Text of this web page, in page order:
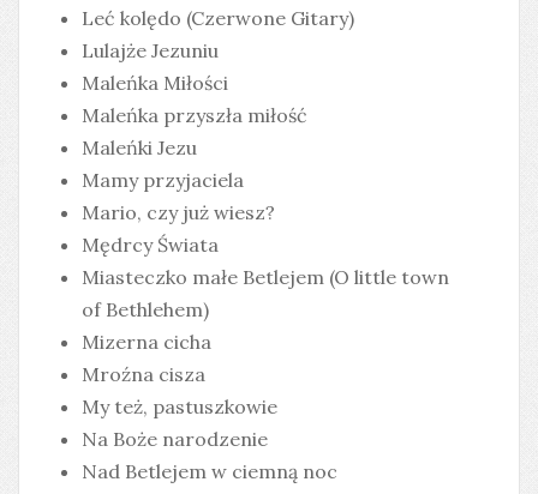
Leć kolędo (Czerwone Gitary)
Lulajże Jezuniu
Maleńka Miłości
Maleńka przyszła miłość
Maleńki Jezu
Mamy przyjaciela
Mario, czy już wiesz?
Mędrcy Świata
Miasteczko małe Betlejem (O little town
of Bethlehem)
Mizerna cicha
Mroźna cisza
My też, pastuszkowie
Na Boże narodzenie
Nad Betlejem w ciemną noc